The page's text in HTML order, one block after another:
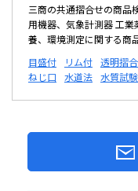
三商の共通摺合せの商品
用機器、気象計測器 工
養、環境測定に関する商
目盛付
リム付 透明摺
ねじ口
水道法 水質試